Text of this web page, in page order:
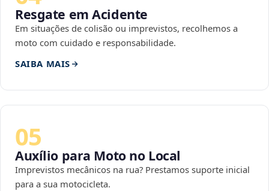
Resgate em Acidente
Em situações de colisão ou imprevistos, recolhemos a
moto com cuidado e responsabilidade.
SAIBA MAIS
05
Auxílio para Moto no Local
Imprevistos mecânicos na rua? Prestamos suporte inicial
para a sua motocicleta.